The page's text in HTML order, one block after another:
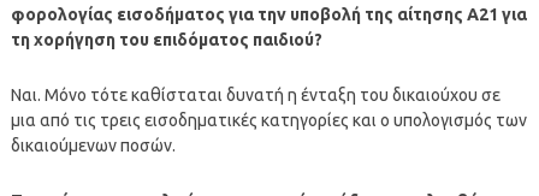
φορολογίας εισοδήματος για την υποβολή της αίτησης Α21 για
τη χορήγηση του επιδόματος παιδιού?
Ναι. Μόνο τότε καθίσταται δυνατή η ένταξη του δικαιούχου σε
μια από τις τρεις εισοδηματικές κατηγορίες και ο υπολογισμός των
δικαιούμενων ποσών.